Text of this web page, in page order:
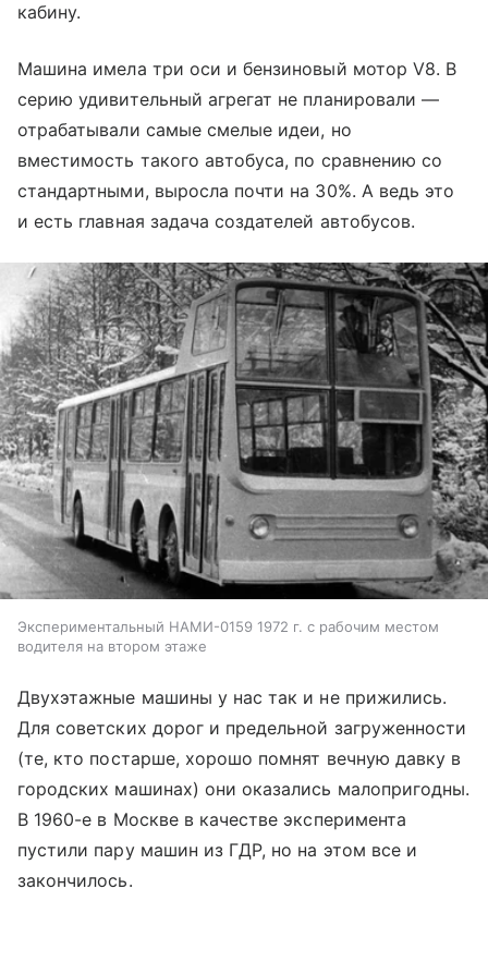
кабину.
Машина имела три оси и бензиновый мотор V8. В
серию удивительный агрегат не планировали —
отрабатывали самые смелые идеи, но
вместимость такого автобуса, по сравнению со
стандартными, выросла почти на 30%. А ведь это
и есть главная задача создателей автобусов.
Экспериментальный НАМИ-0159 1972 г. с рабочим местом
водителя на втором этаже
Двухэтажные машины у нас так и не прижились.
Для советских дорог и предельной загруженности
(те, кто постарше, хорошо помнят вечную давку в
городских машинах) они оказались малопригодны.
В 1960-е в Москве в качестве эксперимента
пустили пару машин из ГДР, но на этом все и
закончилось.